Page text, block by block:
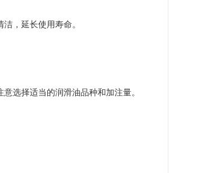
，延长使用寿命。
选择适当的润滑油品种和加注量。